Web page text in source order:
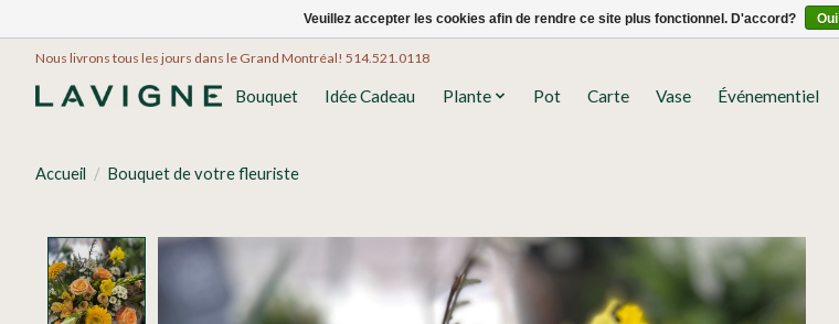
Nous livrons tous les jours dans le Grand Montréal! 514.521.0118
Bouquet Idée Cadeau Plante Pot Carte Vase Événementiel
Accueil / Bouquet de votre fleuriste
Product image slideshow Items
Veuillez accepter les cookies afin de rendre ce site plus fonctionnel. D'accord? Oui